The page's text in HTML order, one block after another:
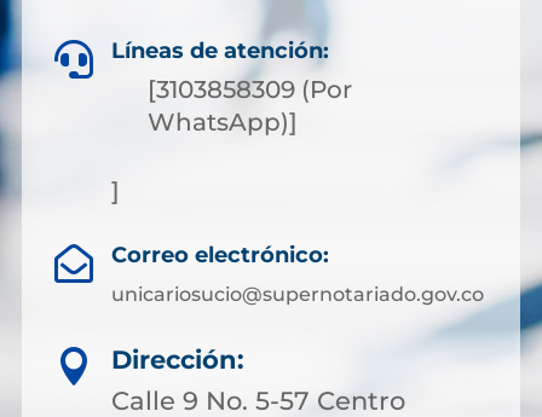
 Líneas de atención:
[3103858309 (Por
WhatsApp)]
]
 Correo electrónico:
unicariosucio@supernotariado.gov.co

Dirección:
Calle 9 No. 5-57 Centro